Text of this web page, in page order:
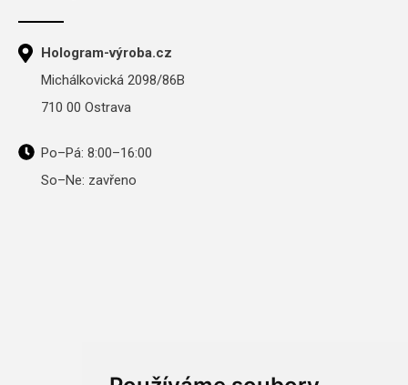
Hologram-výroba.cz
Michálkovická 2098/86B
710 00 Ostrava
Po–Pá: 8:00–16:00
So–Ne: zavřeno